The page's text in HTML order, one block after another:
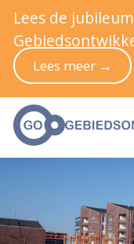
Lees de
Lees meer →